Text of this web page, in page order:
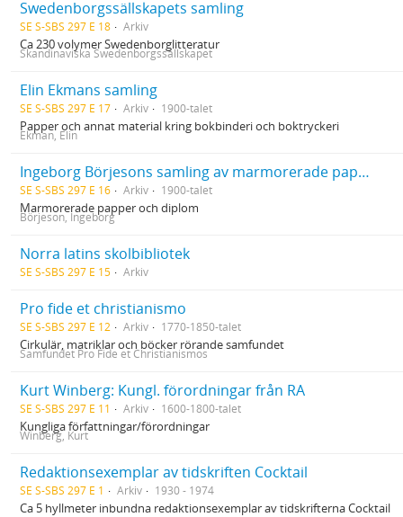
Swedenborgssällskapets samling
SE S-SBS 297 E 18 Arkiv
Ca 230 volymer Swedenborglitteratur
Skandinaviska Swedenborgssällskapet
Elin Ekmans samling
SE S-SBS 297 E 17 Arkiv 1900-talet
Papper och annat material kring bokbinderi och boktryckeri
Ekman, Elin
Ingeborg Börjesons samling av marmorerade papper och diplom
SE S-SBS 297 E 16 Arkiv 1900-talet
Marmorerade papper och diplom
Börjeson, Ingeborg
Norra latins skolbibliotek
SE S-SBS 297 E 15 Arkiv
Pro fide et christianismo
SE S-SBS 297 E 12 Arkiv 1770-1850-talet
Cirkulär, matriklar och böcker rörande samfundet
Samfundet Pro Fide et Christianismos
Kurt Winberg: Kungl. förordningar från RA
SE S-SBS 297 E 11 Arkiv 1600-1800-talet
Kungliga författningar/förordningar
Winberg, Kurt
Redaktionsexemplar av tidskriften Cocktail
SE S-SBS 297 E 1 Arkiv 1930 - 1974
Ca 5 hyllmeter inbundna redaktionsexemplar av tidskrifterna Cocktail